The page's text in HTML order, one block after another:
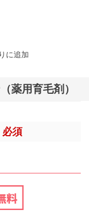
に追加
薬用育毛剤）
必須